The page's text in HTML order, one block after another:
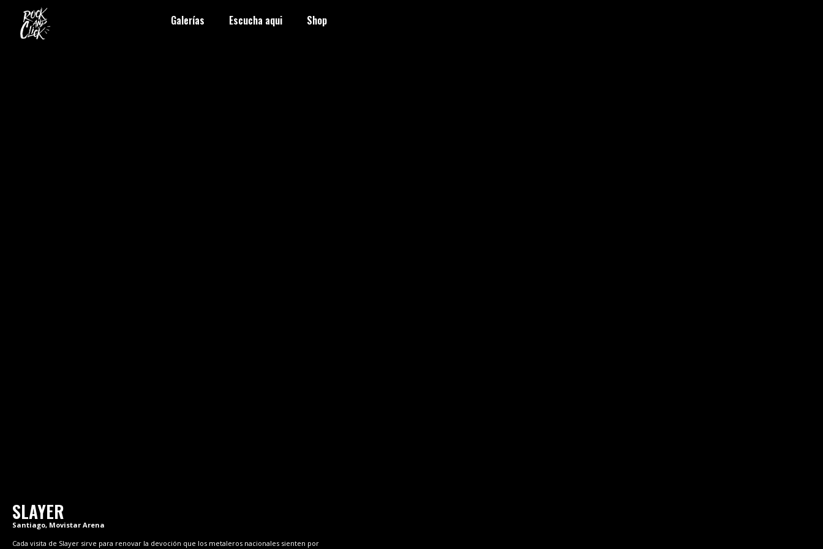
Galerías Escucha aqui Shop
SLAYER
Santiago, Movistar Arena
Cada visita de Slayer sirve para renovar la devoción que los metaleros nacionales sienten por